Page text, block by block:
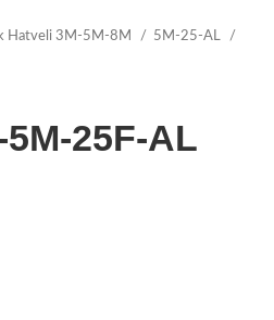
Hatveli 3M-5M-8M
5M-25-AL
25F-AL